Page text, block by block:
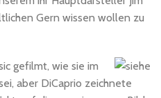
Gern wissen wollen zu
gefilmt, wie sie im
aber DiCaprio zeichnete